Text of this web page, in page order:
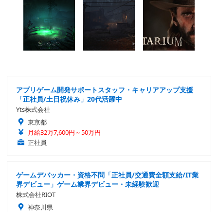
アプリゲーム開発サポートスタッフ・キャリアアップ支援
「正社員/土日祝休み」20代活躍中
Yts株式会社
東京都
月給32万7,600円～50万円
正社員
ゲームデバッカー・資格不問「正社員/交通費全額支給/IT業
界デビュー」ゲーム業界デビュー・未経験歓迎
株式会社RIOT
神奈川県